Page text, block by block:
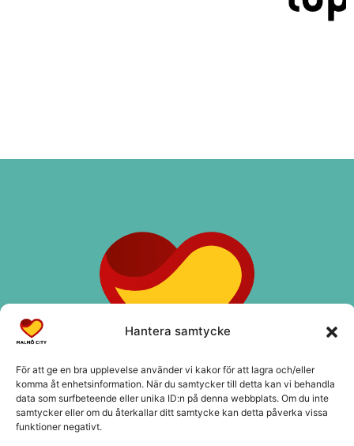
Hantera samtycke
För att ge en bra upplevelse använder vi kakor för att lagra och/eller
komma åt enhetsinformation. När du samtycker till detta kan vi behandla
data som surfbeteende eller unika ID:n på denna webbplats. Om du inte
samtycker eller om du återkallar ditt samtycke kan detta påverka vissa
funktioner negativt.